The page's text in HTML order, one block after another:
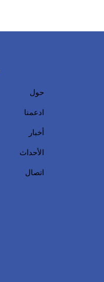
حول
ادعمنا
أخبار
الأحداث
اتصال